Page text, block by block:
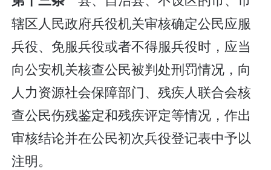
辖区人民政府兵役机关审核确定公民应服
兵役、免服兵役或者不得服兵役时，应当
向公安机关核查公民被判处刑罚情况，向
人力资源社会保障部门、残疾人联合会核
查公民伤残鉴定和残疾评定等情况，作出
审核结论并在公民初次兵役登记表中予以
注明。